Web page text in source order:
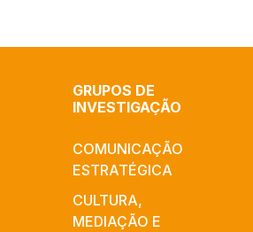
GRUPOS DE
INVESTIGAÇÃO
COMUNICAÇÃO
ESTRATÉGICA
CULTURA,
MEDIAÇÃO E